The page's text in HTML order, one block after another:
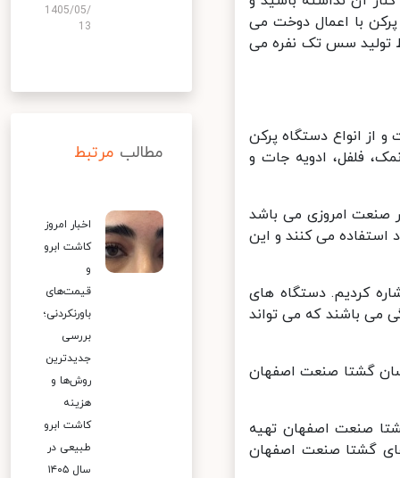
با اعمال دوخت می
تولید سس تک نفره می
انواع دستگاه پرکن
فلفل، ادویه جات و
صنعت امروزی می باشد
می کنند و این
کردیم. دستگاه های
می باشند که می تواند
گشتا صنعت اصفهان
صنعت اصفهان تهیه
گشتا صنعت اصفهان
1405/05/
13
مطالب مرتبط
اخبار امروز
کاشت ابرو
قیمت‌های
باورنکردنی؛
بررسی
جدیدترین
روش‌ها و
هزینه
کاشت ابرو
طبیعی در
سال ۱۴۰۵